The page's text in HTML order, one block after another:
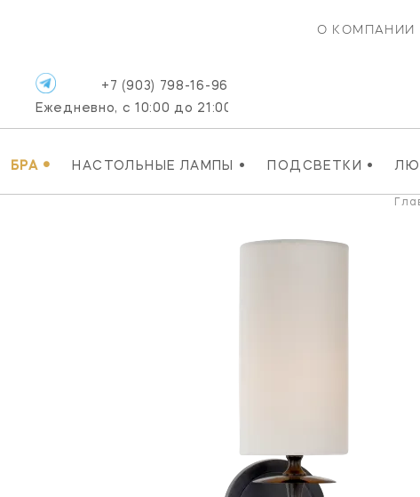
О КОМПАНИИ
БРА • НАСТОЛЬНЫЕ ЛАМПЫ • ПОДСВЕТКИ •
+7 (903) 798-16-96
Ежедневно, с 10:00 до 21:00